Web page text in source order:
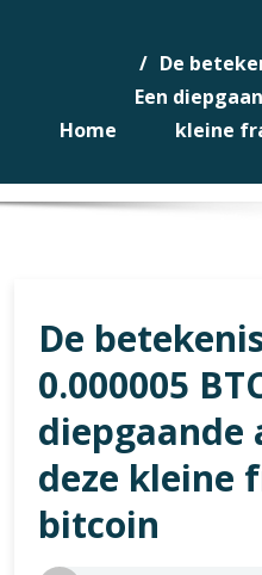
Home
De
Een
kleine
De
0.000005
diepgaande
deze kleine
bitcoin